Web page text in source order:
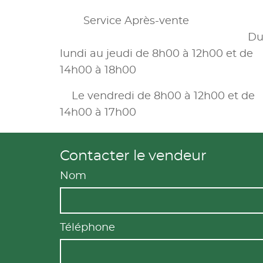
Service Après-vente
Du
lundi au jeudi de 8h00 à 12h00 et de
14h00 à 18h00
Le vendredi de 8h00 à 12h00 et de
14h00 à 17h00
Contacter le vendeur
Nom
Téléphone